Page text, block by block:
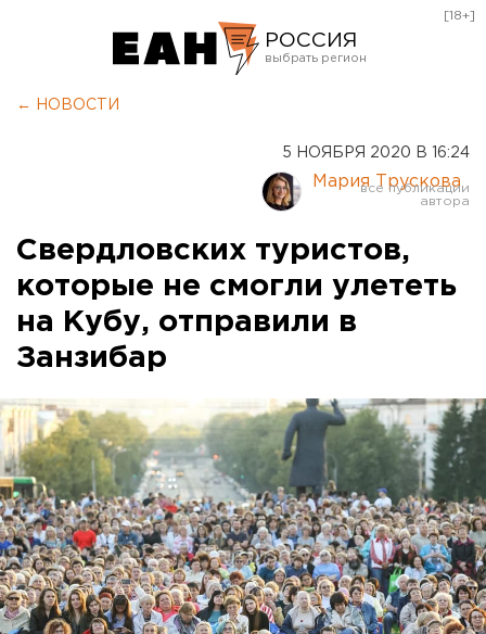
РОССИЯ
Курган
Оренбург
[18+]
← НОВОСТИ
5 НОЯБРЯ 2020 В 16:24
Мария Трускова
Свердловских туристов,
которые не смогли улететь
на Кубу, отправили в
Занзибар